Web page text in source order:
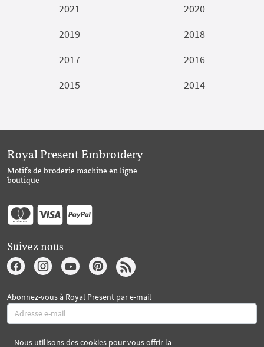
2021
2020
2019
2018
2017
2016
2015
2014
Nous utilisons des cookies pour vous offrir la
Royal Present Embroidery
Motifs de broderie machine en ligne
boutique
Suivez nous
Abonnez-vous à Royal Present par e-mail
S'abonner